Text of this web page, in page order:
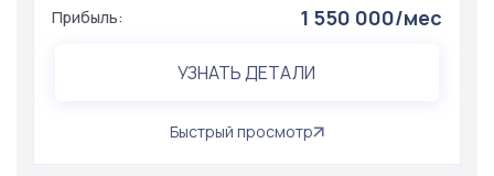
Прибыль: 1 550 000/мес
УЗНАТЬ ДЕТАЛИ
Быстрый просмотр